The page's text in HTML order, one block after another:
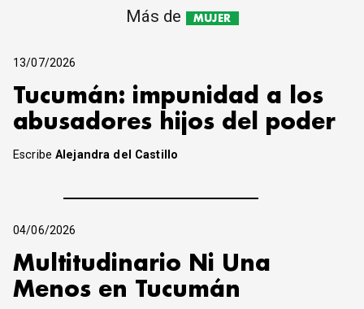
Más de MUJER
13/07/2026
Tucumán: impunidad a los
abusadores hijos del poder
EscribeAlejandra del Castillo
04/06/2026
Multitudinario Ni Una
Menos en Tucumán